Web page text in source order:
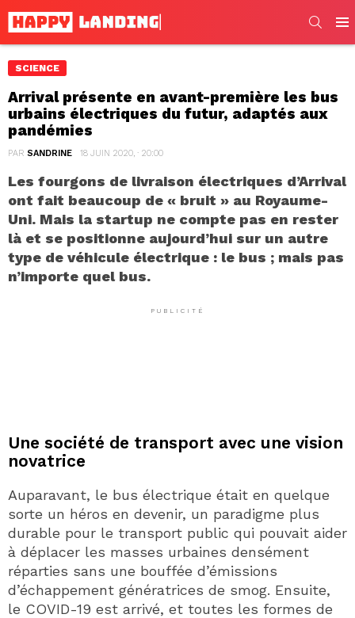
SCIENCE
Arrival présente en avant-première les bus
urbains électriques du futur, adaptés aux
pandémies
PAR SANDRINE 18 JUIN 2020, · 20:00
Les fourgons de livraison électriques d’Arrival
ont fait beaucoup de « bruit » au Royaume-
Uni. Mais la startup ne compte pas en rester
là et se positionne aujourd’hui sur un autre
type de véhicule électrique : le bus ; mais pas
n’importe quel bus.
PUBLICITÉ
Une société de transport avec une vision
novatrice
Auparavant, le bus électrique était en quelque
sorte un héros en devenir, un paradigme plus
durable pour le transport public qui pouvait aider
à déplacer les masses urbaines densément
réparties sans une bouffée d’émissions
d’échappement génératrices de smog. Ensuite,
le COVID-19 est arrivé, et toutes les formes de